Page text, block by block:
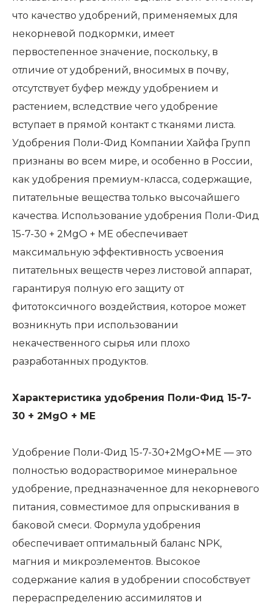
что качество удобрений, применяемых для
некорневой подкормки, имеет
первостепенное значение, поскольку, в
отличие от удобрений, вносимых в почву,
отсутствует буфер между удобрением и
растением, вследствие чего удобрение
вступает в прямой контакт с тканями листа.
Удобрения Поли-Фид Компании Хайфа Групп
признаны во всем мире, и особенно в России,
как удобрения премиум-класса, содержащие,
питательные вещества только высочайшего
качества. Использование удобрения Поли-Фид
15-7-30 + 2MgO + ME обеспечивает
максимальную эффективность усвоения
питательных веществ через листовой аппарат,
гарантируя полную его защиту от
фитотоксичного воздействия, которое может
возникнуть при использовании
некачественного сырья или плохо
разработанных продуктов.
Характеристика удобрения Поли-Фид 15-7-
30 + 2MgO + ME
Удобрение Поли-Фид 15-7-30+2MgO+ME — это
полностью водорастворимое минеральное
удобрение, предназначенное для некорневого
питания, совместимое для опрыскивания в
баковой смеси. Формула удобрения
обеспечивает оптимальный баланс NPK,
магния и микроэлементов. Высокое
содержание калия в удобрении способствует
перераспределению ассимилятов и